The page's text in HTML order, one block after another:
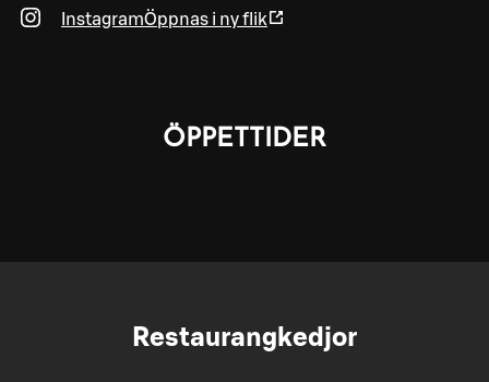
InstagramÖppnas i ny flik
ÖPPETTIDER
Restaurangkedjor